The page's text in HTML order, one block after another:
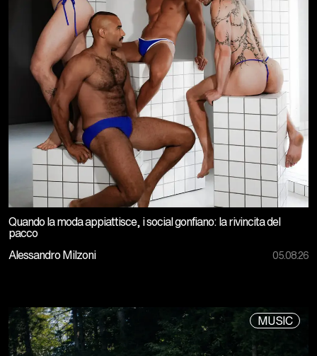
Quando la moda appiattisce, i social gonfiano: la rivincita del
pacco
Alessandro Milzoni
05.08.26
MUSIC